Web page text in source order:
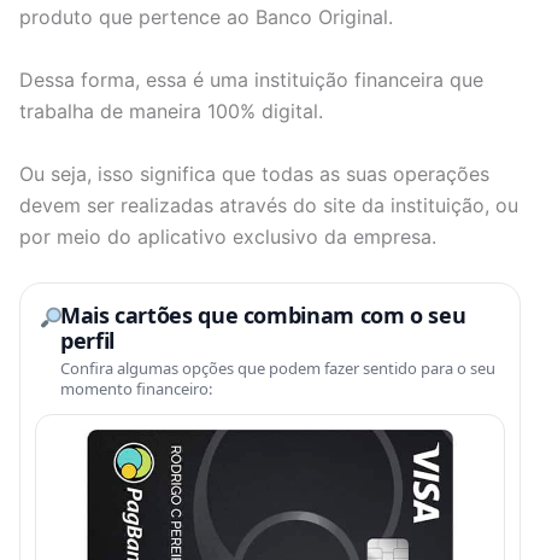
produto que pertence ao Banco Original.
Dessa forma, essa é uma instituição financeira que
trabalha de maneira 100% digital.
Ou seja, isso significa que todas as suas operações
devem ser realizadas através do site da instituição, ou
por meio do aplicativo exclusivo da empresa.
Mais cartões que combinam com o seu
perfil
Confira algumas opções que podem fazer sentido para o seu
momento financeiro: